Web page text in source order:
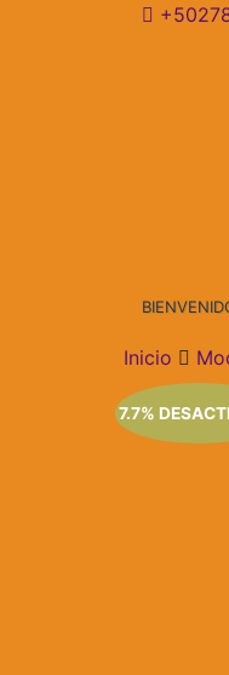
Inicio
7.7%